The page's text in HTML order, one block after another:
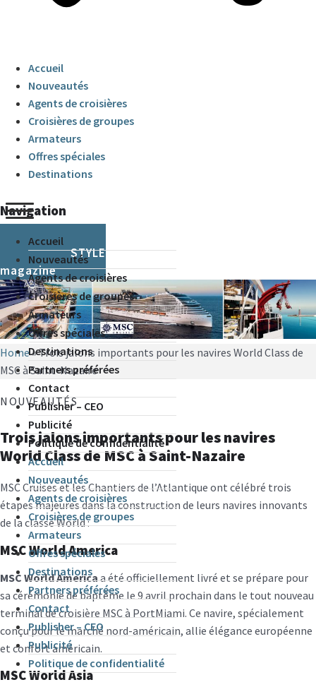
Accueil
Nouveautés
Agents de croisières
Croisières de groupes
Armateurs
Offres spéciales
Destinations
Navigation
Accueil
Nouveautés
Agents de croisières
Croisières de groupes
Armateurs
Offres spéciales
Destinations
Partners préférées
Contact
Publisher – CEO
Publicité
Politique de confidentialité
Accueil
Nouveautés
Agents de croisières
Croisières de groupes
Armateurs
Offres spéciales
Destinations
Partners préférées
Contact
Publisher – CEO
Publicité
Politique de confidentialité
CRUISE & STYLE
magazine
Home»Trois jalons importants pour les navires World Class de
MSC à Saint-Nazaire
NOUVEAUTÉS
Trois jalons importants pour les navires
World Class de MSC à Saint-Nazaire
MSC Cruises et les Chantiers de l’Atlantique ont célébré trois
étapes majeures dans la construction de leurs navires innovants
de la classe World :
MSC World America
MSC World Americaa été officiellement livré et se prépare pour
sa cérémonie de baptême le 9 avril prochain dans le tout nouveau
terminal de croisière MSC à PortMiami. Ce navire, spécialement
conçu pour le marché nord-américain, allie élégance européenne
et confort américain.
MSC World Asia